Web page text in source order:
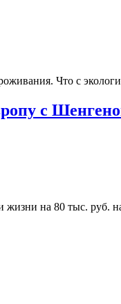
Что с
с
на 80 тыс. руб.